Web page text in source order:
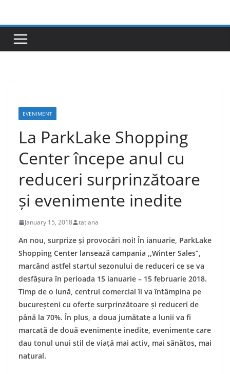
content
EVENIMENT
La ParkLake Shopping
Center începe anul cu
reduceri surprinzătoare
și evenimente inedite
January 15, 2018 tatiana
An nou, surprize și provocări noi! În ianuarie, ParkLake
Shopping Center lansează campania ,,Winter Sales”,
marcând astfel startul sezonului de reduceri ce se va
desfășura în perioada 15 ianuarie – 15 februarie 2018.
Timp de o lună, centrul comercial îi va întâmpina pe
bucureșteni cu oferte surprinzătoare și reduceri de
până la 70%. În plus, a doua jumătate a lunii va fi
marcată de două evenimente inedite, evenimente care
dau tonul unui stil de viață mai activ, mai sănătos, mai
natural.